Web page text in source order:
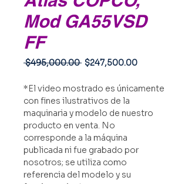
Mod GA55VSD
FF
$495,000.00 Precio
$247,500.00Precio
oferta
*El video mostrado es únicamente
con fines ilustrativos de la
maquinaria y modelo de nuestro
producto en venta. No
corresponde a la máquina
publicada ni fue grabado por
nosotros; se utiliza como
referencia del modelo y su